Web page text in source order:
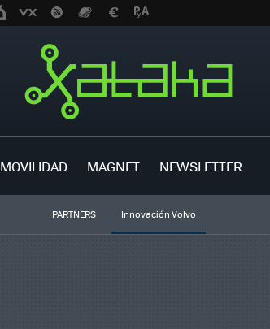
MOVILIDAD MAGNET NEWSLETTER
PARTNERS Innovación Volvo